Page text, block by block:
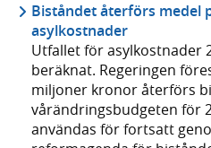
Biståndet återförs medel
asylkostnader
Utfallet för asylkostnader
beräknat. Regeringen
miljoner kronor återförs
vårändringsbudgeten för
användas för fortsatt